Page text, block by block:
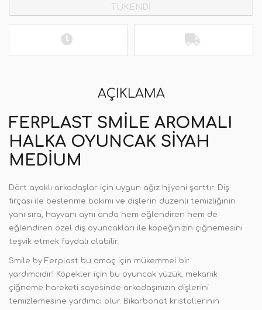
TÜKENDİ
AÇIKLAMA
FERPLAST SMILE AROMALI
HALKA OYUNCAK SIYAH
MEDIUM
Dört ayaklı arkadaşlar için uygun ağız hijyeni şarttır. Diş
fırçası ile beslenme bakımı ve dişlerin düzenli temizliğinin
yanı sıra, hayvanı aynı anda hem eğlendiren hem de
eğlendiren özel diş oyuncakları ile köpeğinizin çiğnemesini
teşvik etmek faydalı olabilir.
Smile by Ferplast bu amaç için mükemmel bir
yardımcıdır! Köpekler için bu oyuncak yüzük, mekanik
çiğneme hareketi sayesinde arkadaşınızın dişlerini
temizlemesine yardımcı olur. Bikarbonat kristallerinin